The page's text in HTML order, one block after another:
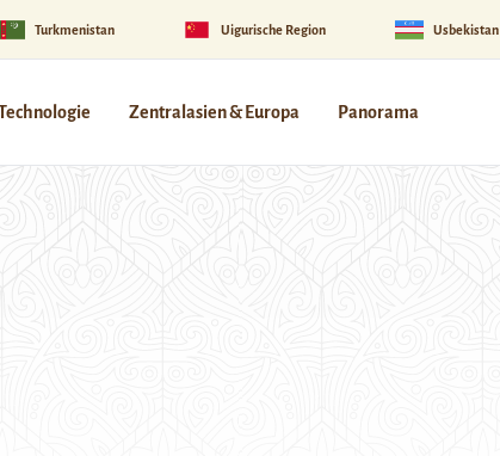
Turkmenistan Uigurische Region Usbekistan
Zentralasien & Europa Panorama